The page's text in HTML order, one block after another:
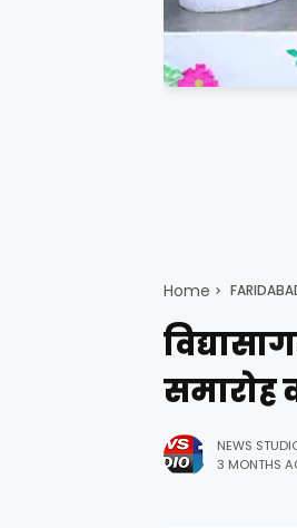
Home
NEWS
3 MONTHS